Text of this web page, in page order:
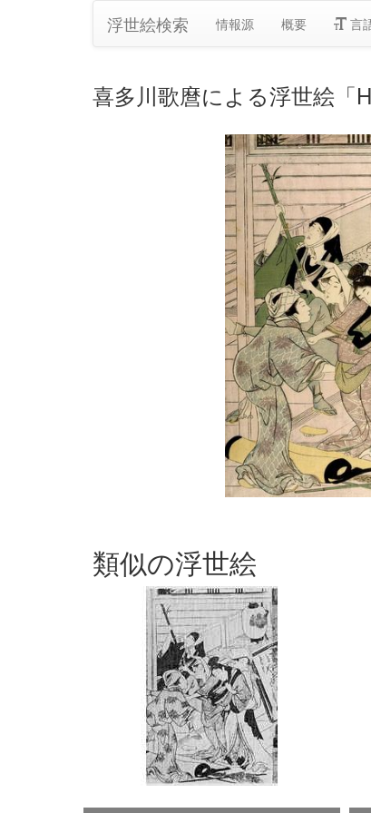
浮世絵検索 情報源 概要 言
喜多川歌麿による浮世絵「
類似の浮世絵